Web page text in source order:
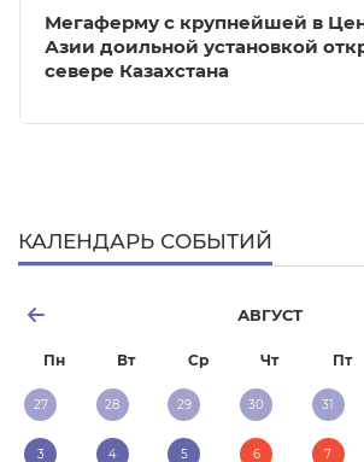
Мегаферму с крупнейшей в
Азии доильной установкой
севере Казахстана
КАЛЕНДАРЬ СОБЫТИЙ
АВГУСТ
Пн Вт Ср Чт Пт
27 28 29 30 31
3 4 5 6 7